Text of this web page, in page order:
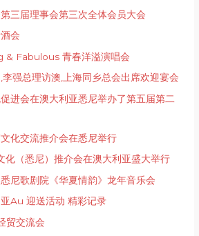
三届理事会第三次全体会员大会
会
& Fabulous 青春洋溢演唱会
强总理访澳,上海同乡总会出席欢迎宴会
进会在澳大利亚悉尼举办了第五届第二
化交流推介会在悉尼举行
（悉尼）推介会在澳大利亚盛大举行
尼歌剧院《华夏情韵》龙年音乐会
Au 迎送活动 精彩记录
贸交流会